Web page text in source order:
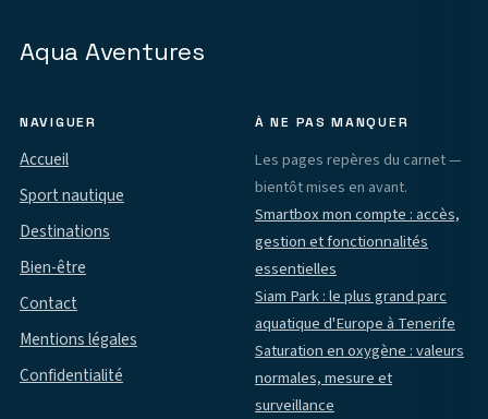
Aqua Aventures
NAVIGUER
Accueil
Sport nautique
Destinations
Bien-être
Contact
Mentions légales
Confidentialité
À NE PAS MANQUER
Les pages repères du carnet —
bientôt mises en avant.
Smartbox mon compte : accès,
gestion et fonctionnalités
essentielles
Siam Park : le plus grand parc
aquatique d'Europe à Tenerife
Saturation en oxygène : valeurs
normales, mesure et
surveillance